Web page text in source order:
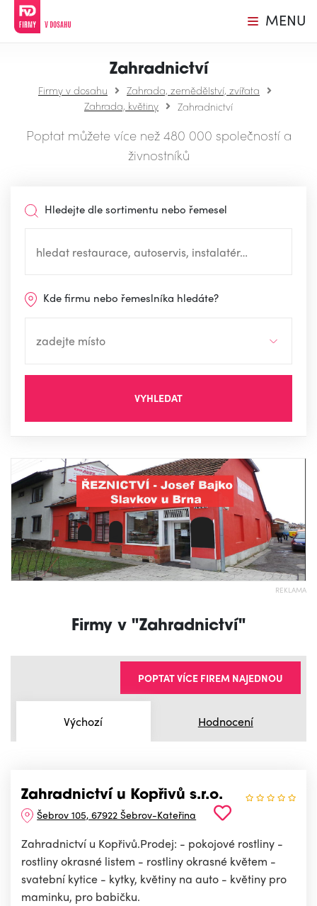
MENU
Zahradnictví
Firmy v dosahu
Zahrada, zemědělství, zvířata
Zahrada, květiny
Zahradnictví
Poptat můžete více než 480 000 společností a
živnostníků
Hledejte dle sortimentu nebo řemesel
Kde firmu nebo řemeslníka hledáte?
VYHLEDAT
REKLAMA
Firmy v "Zahradnictví"
Výchozí Hodnocení
POPTAT VÍCE FIREM NAJEDNOU
Zahradnictví u Kopřivů s.r.o.
Šebrov 105, 67922 Šebrov-Kateřina
Zahradnictví u Kopřivů.Prodej: - pokojové rostliny -
rostliny okrasné listem - rostliny okrasné květem -
svatební kytice - kytky, květiny na auto - květiny pro
maminku, pro babičku.